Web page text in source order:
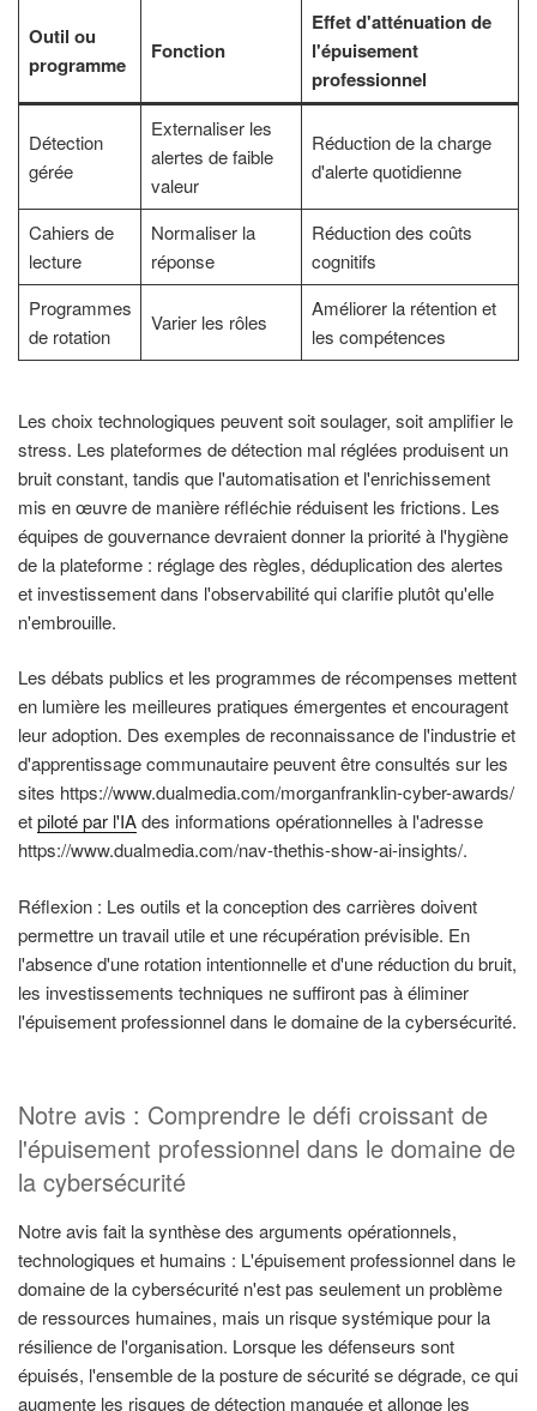
Outil ou
programme
Fonction
Effet d'atténuation de
l'épuisement
professionnel
Détection
gérée
Externaliser les
alertes de faible
valeur
Réduction de la charge
d'alerte quotidienne
Cahiers de
lecture
Normaliser la
réponse
Réduction des coûts
cognitifs
Programmes
de rotation
Varier les rôles
Améliorer la rétention et
les compétences
Les choix technologiques peuvent soit soulager, soit amplifier le
stress. Les plateformes de détection mal réglées produisent un
bruit constant, tandis que l'automatisation et l'enrichissement
mis en œuvre de manière réfléchie réduisent les frictions. Les
équipes de gouvernance devraient donner la priorité à l'hygiène
de la plateforme : réglage des règles, déduplication des alertes
et investissement dans l'observabilité qui clarifie plutôt qu'elle
n'embrouille.
Les débats publics et les programmes de récompenses mettent
en lumière les meilleures pratiques émergentes et encouragent
leur adoption. Des exemples de reconnaissance de l'industrie et
d'apprentissage communautaire peuvent être consultés sur les
sites https://www.dualmedia.com/morganfranklin-cyber-awards/
etpiloté par l'IAdes informations opérationnelles à l'adresse
https://www.dualmedia.com/nav-thethis-show-ai-insights/.
Réflexion : Les outils et la conception des carrières doivent
permettre un travail utile et une récupération prévisible. En
l'absence d'une rotation intentionnelle et d'une réduction du bruit,
les investissements techniques ne suffiront pas à éliminer
l'épuisement professionnel dans le domaine de la cybersécurité.
Notre avis : Comprendre le défi croissant de
l'épuisement professionnel dans le domaine de
la cybersécurité
Notre avis fait la synthèse des arguments opérationnels,
technologiques et humains : L'épuisement professionnel dans le
domaine de la cybersécurité n'est pas seulement un problème
de ressources humaines, mais un risque systémique pour la
résilience de l'organisation. Lorsque les défenseurs sont
épuisés, l'ensemble de la posture de sécurité se dégrade, ce qui
augmente les risques de détection manquée et allonge les